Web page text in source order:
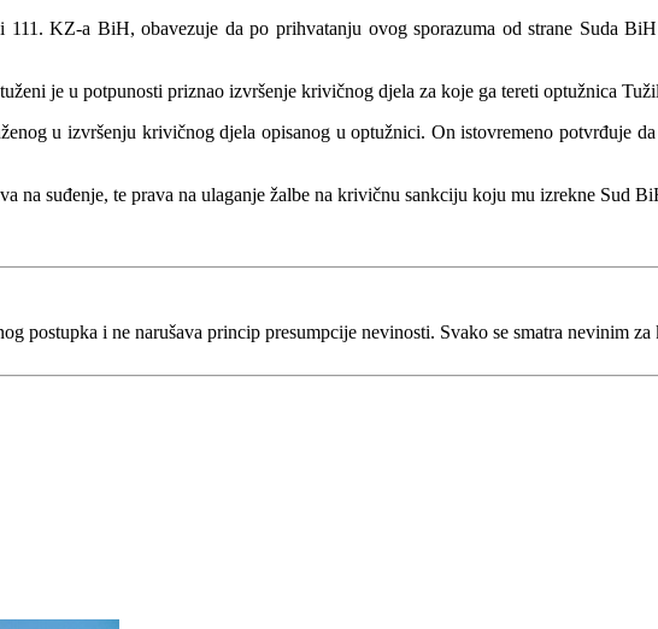
111. KZ-a BiH, obavezuje da po prihvatanju ovog sporazuma od strane Suda
je u potpunosti priznao izvršenje krivičnog djela za koje ga tereti optužnica
u izvršenju krivičnog djela opisanog u optužnici. On istovremeno potvrđuje
na suđenje, te prava na ulaganje žalbe na krivičnu sankciju koju mu izrekne Sud
postupka i ne narušava princip presumpcije nevinosti. Svako se smatra nevinim